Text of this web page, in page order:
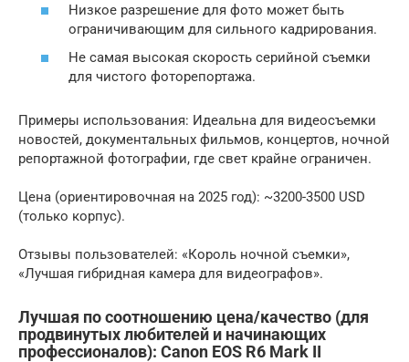
Низкое разрешение для фото может быть
ограничивающим для сильного кадрирования.
Не самая высокая скорость серийной съемки
для чистого фоторепортажа.
Примеры использования: Идеальна для видеосъемки
новостей, документальных фильмов, концертов, ночной
репортажной фотографии, где свет крайне ограничен.
Цена (ориентировочная на 2025 год): ~3200-3500 USD
(только корпус).
Отзывы пользователей: «Король ночной съемки»,
«Лучшая гибридная камера для видеографов».
Лучшая по соотношению цена/качество (для
продвинутых любителей и начинающих
профессионалов): Canon EOS R6 Mark II